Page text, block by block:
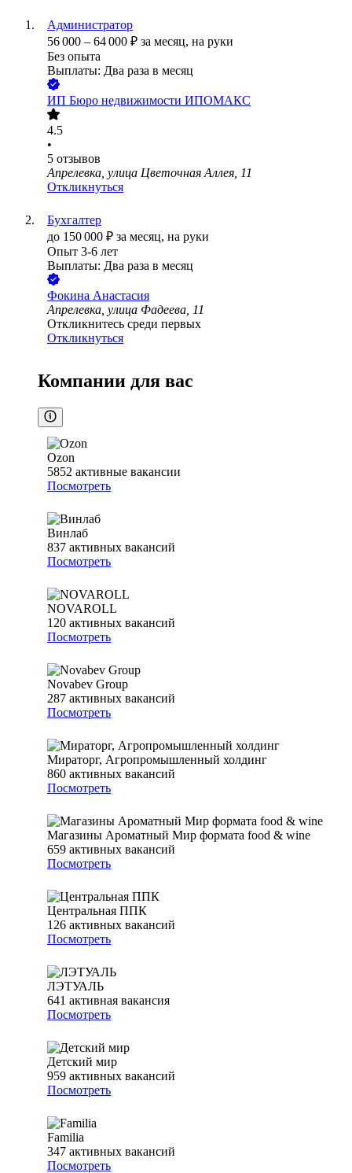
Администратор
56 000 – 64 000 ₽ за месяц, на руки
Без опыта
Выплаты: Два раза в месяц
ИП Бюро недвижимости ИПОМАКС
4.5
•
5 отзывов
Апрелевка, улица Цветочная Аллея, 11
Откликнуться
Бухгалтер
до 150 000 ₽ за месяц, на руки
Опыт 3-6 лет
Выплаты: Два раза в месяц
Фокина Анастасия
Апрелевка, улица Фадеева, 11
Откликнитесь среди первых
Откликнуться
Компании для вас
Ozon
5852 активные вакансии
Посмотреть
Винлаб
837 активных вакансий
Посмотреть
NOVAROLL
120 активных вакансий
Посмотреть
Novabev Group
287 активных вакансий
Посмотреть
Мираторг, Агропромышленный холдинг
860 активных вакансий
Посмотреть
Магазины Ароматный Мир формата food & wine
659 активных вакансий
Посмотреть
Центральная ППК
126 активных вакансий
Посмотреть
ЛЭТУАЛЬ
641 активная вакансия
Посмотреть
Детский мир
959 активных вакансий
Посмотреть
Familia
347 активных вакансий
Посмотреть